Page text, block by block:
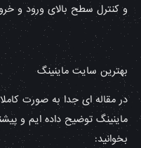
و کنترل سطح بالای ورود و
بهترین سایت ماینینگ
در مقاله ای جدا به صورت
ماینینگ توضیح داده ایم و
بخوانید: